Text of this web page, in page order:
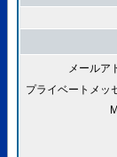
メールア
プライベートメッ